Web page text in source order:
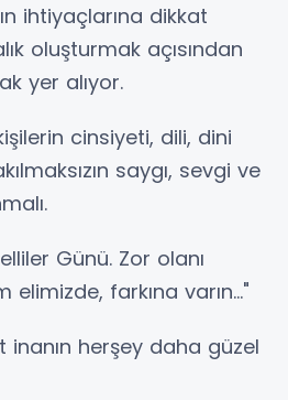
ihtiyaçlarına dikkat
oluşturmak açısından
yer alıyor.
cinsiyeti, dili, dini
saygı, sevgi ve
Günü. Zor olanı
elimizde, farkına varın..."
herşey daha güzel